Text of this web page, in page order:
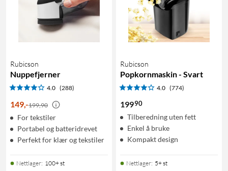
Rubicson
Nuppefjerner
4.0 (288)
149,-199,90
For tekstiler
Portabel og batteridrevet
Perfekt for klær og tekstiler
Nettlager: 100+ st
Rubicson
Popkornmaskin - Svart
4.0 (774)
19990
Tilberedning uten fett
Enkel å bruke
Kompakt design
Nettlager: 5+ st